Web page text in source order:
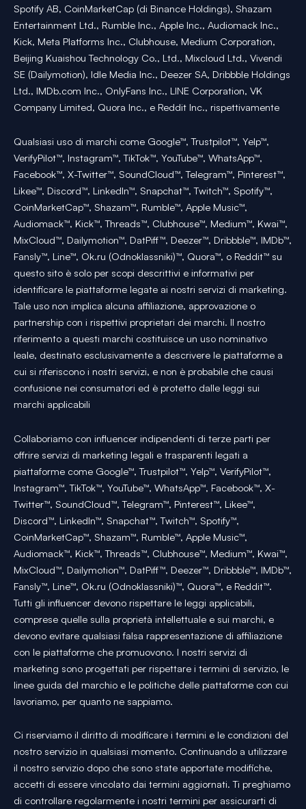
Spotify AB, CoinMarketCap (di Binance Holdings), Shazam
Entertainment Ltd., Rumble Inc., Apple Inc., Audiomack Inc.,
Kick, Meta Platforms Inc., Clubhouse, Medium Corporation,
Beijing Kuaishou Technology Co., Ltd., Mixcloud Ltd., Vivendi
SE (Dailymotion), Idle Media Inc., Deezer SA, Dribbble Holdings
Ltd., IMDb.com Inc., OnlyFans Inc., LINE Corporation, VK
Company Limited, Quora Inc., e Reddit Inc., rispettivamente
Qualsiasi uso di marchi come Google™, Trustpilot™, Yelp™,
VerifyPilot™, Instagram™, TikTok™, YouTube™, WhatsApp™,
Facebook™, X-Twitter™, SoundCloud™, Telegram™, Pinterest™,
Likee™, Discord™, LinkedIn™, Snapchat™, Twitch™, Spotify™,
CoinMarketCap™, Shazam™, Rumble™, Apple Music™,
Audiomack™, Kick™, Threads™, Clubhouse™, Medium™, Kwai™,
MixCloud™, Dailymotion™, DatPiff™, Deezer™, Dribbble™, IMDb™,
Fansly™, Line™, Ok.ru (Odnoklassniki)™, Quora™, o Reddit™ su
questo sito è solo per scopi descrittivi e informativi per
identificare le piattaforme legate ai nostri servizi di marketing.
Tale uso non implica alcuna affiliazione, approvazione o
partnership con i rispettivi proprietari dei marchi. Il nostro
riferimento a questi marchi costituisce un uso nominativo
leale, destinato esclusivamente a descrivere le piattaforme a
cui si riferiscono i nostri servizi, e non è probabile che causi
confusione nei consumatori ed è protetto dalle leggi sui
marchi applicabili
Collaboriamo con influencer indipendenti di terze parti per
offrire servizi di marketing legali e trasparenti legati a
piattaforme come Google™, Trustpilot™, Yelp™, VerifyPilot™,
Instagram™, TikTok™, YouTube™, WhatsApp™, Facebook™, X-
Twitter™, SoundCloud™, Telegram™, Pinterest™, Likee™,
Discord™, LinkedIn™, Snapchat™, Twitch™, Spotify™,
CoinMarketCap™, Shazam™, Rumble™, Apple Music™,
Audiomack™, Kick™, Threads™, Clubhouse™, Medium™, Kwai™,
MixCloud™, Dailymotion™, DatPiff™, Deezer™, Dribbble™, IMDb™,
Fansly™, Line™, Ok.ru (Odnoklassniki)™, Quora™, e Reddit™.
Tutti gli influencer devono rispettare le leggi applicabili,
comprese quelle sulla proprietà intellettuale e sui marchi, e
devono evitare qualsiasi falsa rappresentazione di affiliazione
con le piattaforme che promuovono. I nostri servizi di
marketing sono progettati per rispettare i termini di servizio, le
linee guida del marchio e le politiche delle piattaforme con cui
lavoriamo, per quanto ne sappiamo.
Ci riserviamo il diritto di modificare i termini e le condizioni del
nostro servizio in qualsiasi momento. Continuando a utilizzare
il nostro servizio dopo che sono state apportate modifiche,
accetti di essere vincolato dai termini aggiornati. Ti preghiamo
di controllare regolarmente i nostri termini per assicurarti di